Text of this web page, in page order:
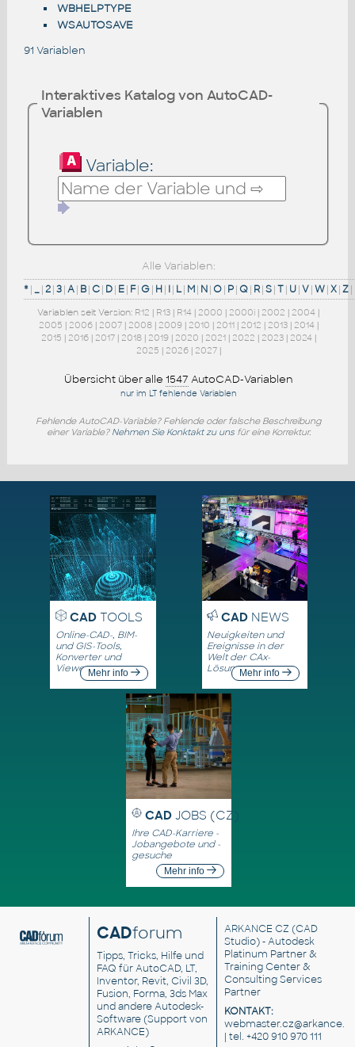
WBHELPTYPE
WSAUTOSAVE
91 Variablen
Interaktives Katalog von AutoCAD-
Variablen
Variable:
Alle Variablen:
*|_|2|3|A| B|C| D| E| F|G| H| I| L| M| N|O| P|Q| R|S|T| U|V|W|X|Z|
Variablen seit Version: R12 | R13 | R14 | 2000 | 2000i | 2002 | 2004 |
2005 | 2006| 2007| 2008| 2009| 2010 | 2011| 2012 | 2013| 2014|
2015 | 2016| 2017| 2018| 2019| 2020 | 2021| 2022 | 2023| 2024|
2025 | 2026| 2027|
Übersicht über alle 1547 AutoCAD-Variablen
nur im LT fehlende Variablen
Fehlende AutoCAD-Variable? Fehlende oder falsche Beschreibung
einer Variable? Nehmen Sie Konktakt zu unsfür eine Korrektur.
CADTOOLS
Online-CAD-, BIM-
und GIS-Tools,
Konverter und
ViewerMehr info
CADNEWS
Neuigkeiten und
Ereignisse in der
Welt der CAx-
LösungenMehr info
CAD JOBS (CZ)
Ihre CAD-Karriere -
Jobangebote und -
gesuche
Mehr info
CADforum
Tipps, Tricks, Hilfe und
FAQ für AutoCAD, LT,
Inventor, Revit, Civil 3D,
Fusion, Forma, 3ds Max
und andere Autodesk-
Software (Support von
ARKANCE)
ARKANCE CZ (CAD
Studio) - Autodesk
Platinum Partner &
Training Center &
Consulting Services
Partner
KONTAKT:
| tel. +420 910 970 111